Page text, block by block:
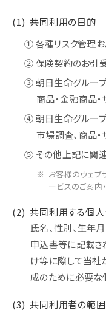
(1) 共同利用の目的
① 各種リスク管理
② 保険契約のお引
③ 朝日生命グルー
商品・金融商品
④ 朝日生命グループ
市場調査、商品
⑤ その他上記に関
お客様のウェブ
ービスのご案内
(2) 共同利用する個人
氏名、性別、生年
申込書等に記載
け等に際して当社
成のために必要な
(3) 共同利用者の範囲